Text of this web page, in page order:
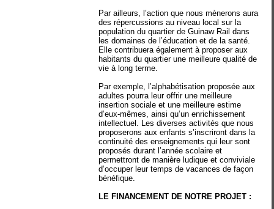
Par ailleurs, l’action que nous mènerons aura
des répercussions au niveau local sur la
population du quartier de Guinaw Rail dans
les domaines de l’éducation et de la santé.
Elle contribuera également à proposer aux
habitants du quartier une meilleure qualité de
vie à long terme.
Par exemple, l’alphabétisation proposée aux
adultes pourra leur offrir une meilleure
insertion sociale et une meilleure estime
d’eux-mêmes, ainsi qu’un enrichissement
intellectuel. Les diverses activités que nous
proposerons aux enfants s’inscriront dans la
continuité des enseignements qui leur sont
proposés durant l’année scolaire et
permettront de manière ludique et conviviale
d’occuper leur temps de vacances de façon
bénéfique.
LE FINANCEMENT DE NOTRE PROJET :